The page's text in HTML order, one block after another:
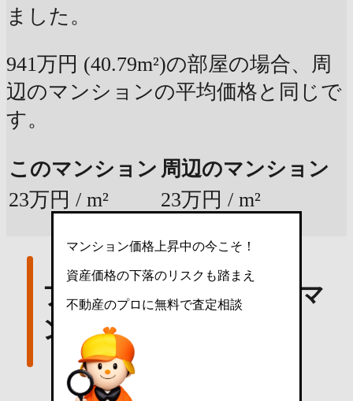
ました。
941万円 (40.79m²)の部屋の場合、周
辺のマンションの平均価格と同じで
す。
このマンション 周辺のマンション
23万円 / m²
23万円 / m²
プレジール周辺の中古マ
ンション価格推移情報
マンション価格上昇中の今こそ！
資産価格の下落のリスクも踏まえ
不動産のプロに無料で査定相談